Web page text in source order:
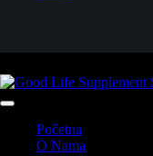
Početna
O Nama